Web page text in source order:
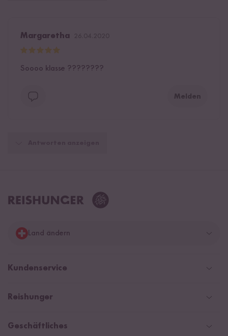
Margaretha
Soooo klasse ????????
Melden
Land ändern
Deutschland
Niederlande
Kundenservice
Help Center & FAQ
Zahlarten
Reishunger
Newsletter
Geschäftliches